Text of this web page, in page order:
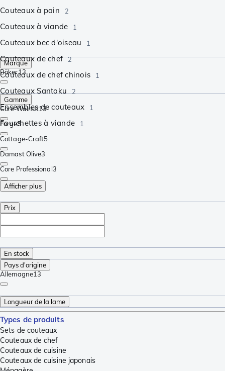
Couteaux à pain 2
Couteaux à viande 1
Couteaux bec d'oiseau 1
Couteaux de chef 2
Couteaux de chef chinois 1
Couteaux Santoku 2
Ensembles de couteaux 1
Fourchettes à viande 1
Marque
Böker13
Gamme
Core Walnut13
Forge5
Cottage-Craft5
Damast Olive3
Core Professional3
Afficher plus
Prix
En stock
Pays d'origine
Allemagne13
Longueur de la lame
Types de produits
Sets de couteaux
Couteaux de chef
Couteaux de cuisine
Couteaux de cuisine japonais